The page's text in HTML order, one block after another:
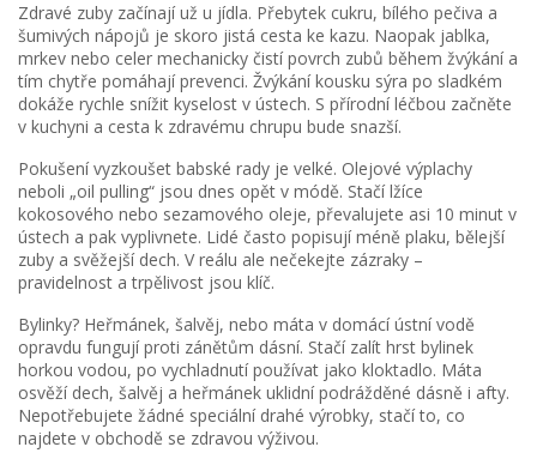
Zdravé zuby začínají už u jídla. Přebytek cukru, bílého pečiva a
šumivých nápojů je skoro jistá cesta ke kazu. Naopak jablka,
mrkev nebo celer mechanicky čistí povrch zubů během žvýkání a
tím chytře pomáhají prevenci. Žvýkání kousku sýra po sladkém
dokáže rychle snížit kyselost v ústech. S přírodní léčbou začněte
v kuchyni a cesta k zdravému chrupu bude snazší.
Pokušení vyzkoušet babské rady je velké. Olejové výplachy
neboli „oil pulling“ jsou dnes opět v módě. Stačí lžíce
kokosového nebo sezamového oleje, převalujete asi 10 minut v
ústech a pak vyplivnete. Lidé často popisují méně plaku, bělejší
zuby a svěžejší dech. V reálu ale nečekejte zázraky –
pravidelnost a trpělivost jsou klíč.
Bylinky? Heřmánek, šalvěj, nebo máta v domácí ústní vodě
opravdu fungují proti zánětům dásní. Stačí zalít hrst bylinek
horkou vodou, po vychladnutí používat jako kloktadlo. Máta
osvěží dech, šalvěj a heřmánek uklidní podrážděné dásně i afty.
Nepotřebujete žádné speciální drahé výrobky, stačí to, co
najdete v obchodě se zdravou výživou.